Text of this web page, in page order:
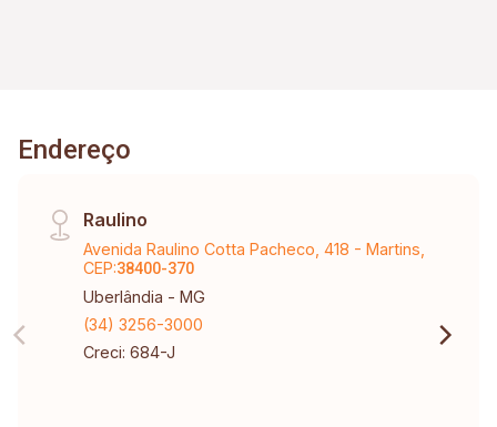
Endereço
Raulino
Avenida Raulino Cotta Pacheco, 418 - Martins,
CEP:38400-370
Uberlândia - MG
(34) 3256-3000
Creci: 684-J